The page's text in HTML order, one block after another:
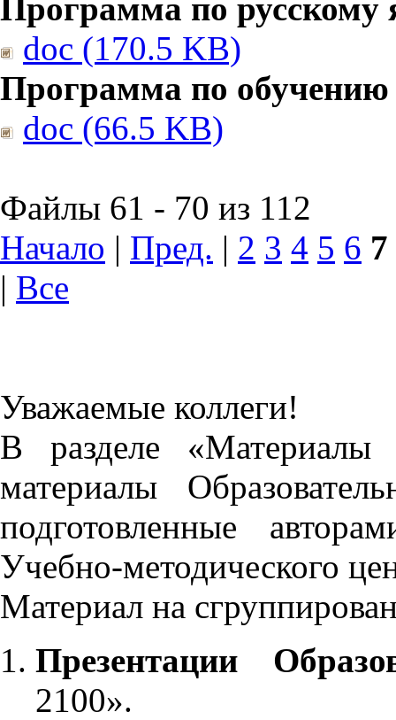
Программа по русскому
doc (170.5 KB)
Программа по обучению
doc (66.5 KB)
Файлы 61 - 70 из 112
Начало | Пред. | 2 3 4 5 6 7
| Все
Уважаемые коллеги!
В разделе «Материалы
материалы
подготовленные
Учебно-методического
Материал на
Презентации
2100».